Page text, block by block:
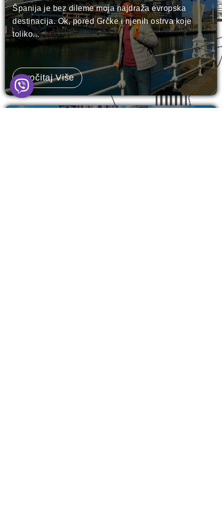
Španija je bez dileme moja najdraža evropska
destinacija. Ok, pored Grčke i njenih ostrva koje
toliko...
Pročitaj Više